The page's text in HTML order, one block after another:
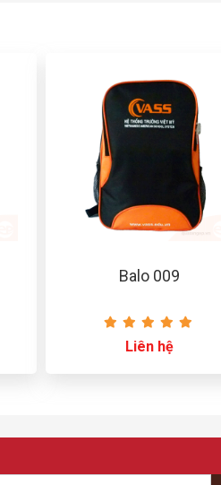
Balo 009
Liên hệ